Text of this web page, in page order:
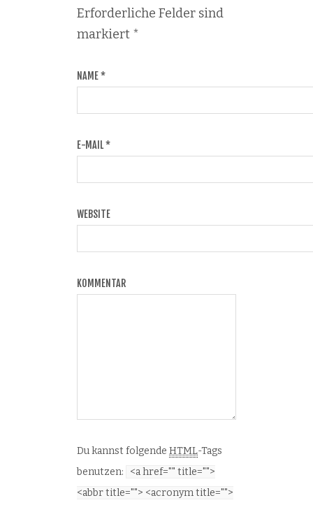
Erforderliche Felder sind
markiert *
NAME*
E-MAIL*
WEBSITE
KOMMENTAR
Du kannst folgende HTML-Tags
benutzen:
<a href="" title="">
<abbr title=""> <acronym title="">